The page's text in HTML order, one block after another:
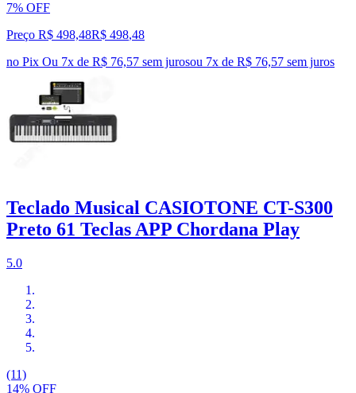
7% OFF
Preço R$ 498,48R$ 498,48
no Pix Ou 7x de R$ 76,57 sem jurosou 7x de R$ 76,57 sem juros
Teclado Musical CASIOTONE CT-S300
Preto 61 Teclas APP Chordana Play
5.0
(11)
14% OFF